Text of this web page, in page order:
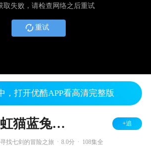
取失败，请检查网络之后重试
重试
，打开优酷APP看高清完整版
虹猫蓝兔功夫系列一 虹猫蓝兔七侠传 +追
寻找七剑的冒险之旅 8.0分 108集全